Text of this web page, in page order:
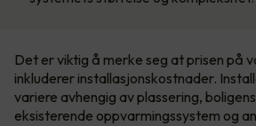
Det er viktig å merke seg at prisen på
inkluderer installasjonskostnader.
variere avhengig av plassering,
eksisterende oppvarmingssystem og